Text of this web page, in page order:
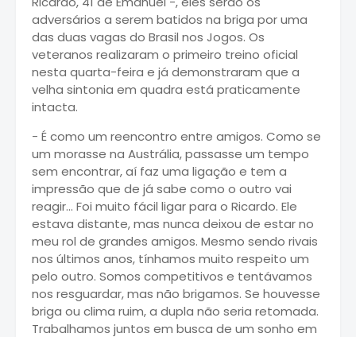
adversários a serem batidos na briga por uma
das duas vagas do Brasil nos Jogos. Os
veteranos realizaram o primeiro treino oficial
nesta quarta-feira e já demonstraram que a
velha sintonia em quadra está praticamente
intacta.
- É como um reencontro entre amigos. Como se
um morasse na Austrália, passasse um tempo
sem encontrar, aí faz uma ligação e tem a
impressão que de já sabe como o outro vai
reagir... Foi muito fácil ligar para o Ricardo. Ele
estava distante, mas nunca deixou de estar no
meu rol de grandes amigos. Mesmo sendo rivais
nos últimos anos, tínhamos muito respeito um
pelo outro. Somos competitivos e tentávamos
nos resguardar, mas não brigamos. Se houvesse
briga ou clima ruim, a dupla não seria retomada.
Trabalhamos juntos em busca de um sonho em